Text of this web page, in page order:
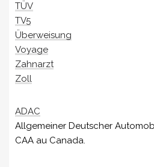
TÜV
TV5
Überweisung
Voyage
Zahnarzt
Zoll
ADAC
Allgemeiner Deutscher
CAA au Canada.